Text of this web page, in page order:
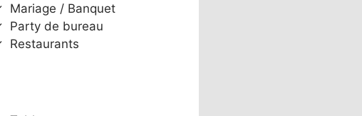
Mariage / Banquet
Party de bureau
Restaurants